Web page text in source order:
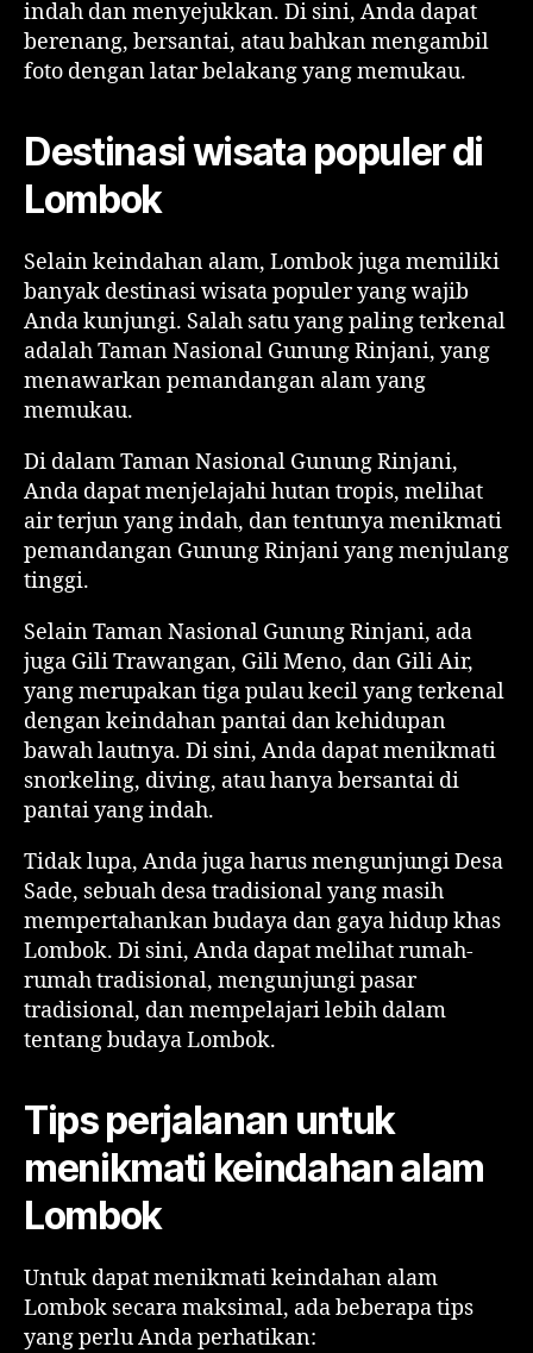
indah dan menyejukkan. Di sini, Anda dapat
berenang, bersantai, atau bahkan mengambil
foto dengan latar belakang yang memukau.
Destinasi wisata populer di
Lombok
Selain keindahan alam, Lombok juga memiliki
banyak destinasi wisata populer yang wajib
Anda kunjungi. Salah satu yang paling terkenal
adalah Taman Nasional Gunung Rinjani, yang
menawarkan pemandangan alam yang
memukau.
Di dalam Taman Nasional Gunung Rinjani,
Anda dapat menjelajahi hutan tropis, melihat
air terjun yang indah, dan tentunya menikmati
pemandangan Gunung Rinjani yang menjulang
tinggi.
Selain Taman Nasional Gunung Rinjani, ada
juga Gili Trawangan, Gili Meno, dan Gili Air,
yang merupakan tiga pulau kecil yang terkenal
dengan keindahan pantai dan kehidupan
bawah lautnya. Di sini, Anda dapat menikmati
snorkeling, diving, atau hanya bersantai di
pantai yang indah.
Tidak lupa, Anda juga harus mengunjungi Desa
Sade, sebuah desa tradisional yang masih
mempertahankan budaya dan gaya hidup khas
Lombok. Di sini, Anda dapat melihat rumah-
rumah tradisional, mengunjungi pasar
tradisional, dan mempelajari lebih dalam
tentang budaya Lombok.
Tips perjalanan untuk
menikmati keindahan alam
Lombok
Untuk dapat menikmati keindahan alam
Lombok secara maksimal, ada beberapa tips
yang perlu Anda perhatikan: